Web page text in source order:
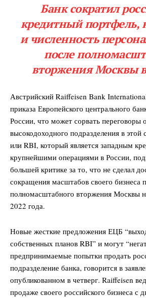
Банк сократил
кредитный портфель,
и численность
после
вторжения Москвы
Австрийский Raiffeisen Bank
приказа Европейского центрального
России, что может сорвать переговоры
высокодоходного подразделения в этой
или RBI, который является западным
крупнейшими операциями в России,
большей критике за то, что не сделал
сокращения масштабов своего бизнеса
полномасштабного вторжения Москвы
2022 года.
Новые жесткие предложения ЕЦБ
собственных планов RBI” и могут
предпринимаемые попытки продать
подразделение банка, говорится в
опубликованном в четверг. Raiffeisen
продаже своего российского бизнеса с